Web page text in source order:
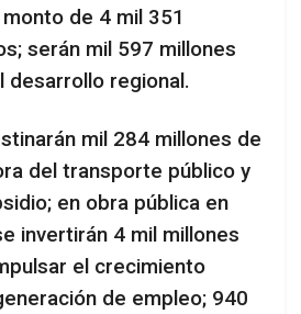
de 4 mil 351
serán mil 597 millones
desarrollo regional.
mil 284 millones de
del transporte público y
en obra pública en
invertirán 4 mil millones
el crecimiento
de empleo; 940